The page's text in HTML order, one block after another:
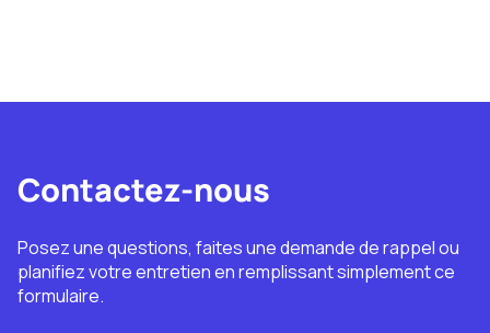
Contactez-nous
Posez une questions, faites une demande de rappel ou
planifiez votre entretien en remplissant simplement ce
formulaire.